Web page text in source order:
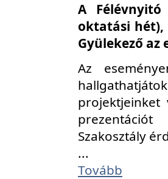
A
oktatási hét),
Gyülekező az
Az
Szakosztály
...
Tovább